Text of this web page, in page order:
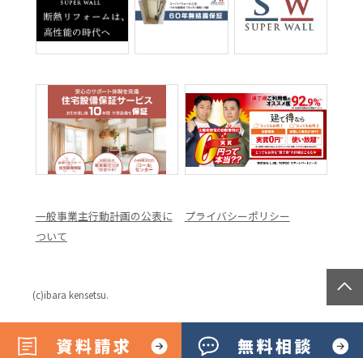
一般事業主行動計画の公表に
ついて
プライバシーポリシー
(c)ibara kensetsu.